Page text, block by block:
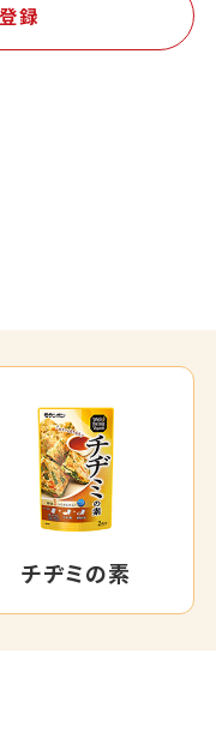
録
チヂミの素